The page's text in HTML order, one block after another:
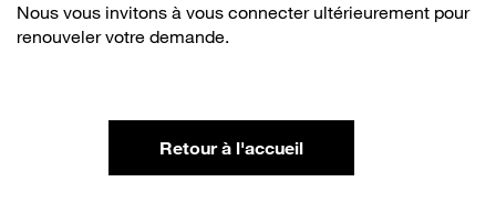
Nous vous invitons à vous connecter ultérieurement pour
renouveler votre demande.
Retour à l'accueil